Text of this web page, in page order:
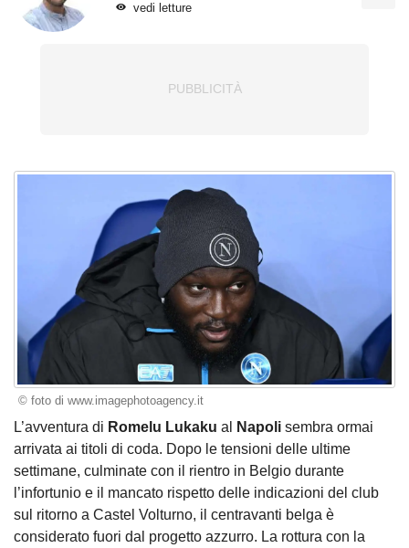
vedi letture
© foto di www.imagephotoagency.it
L’avventura di Romelu Lukaku al Napoli sembra ormai
arrivata ai titoli di coda. Dopo le tensioni delle ultime
settimane, culminate con il rientro in Belgio durante
l’infortunio e il mancato rispetto delle indicazioni del club
sul ritorno a Castel Volturno, il centravanti belga è
considerato fuori dal progetto azzurro. La rottura con la